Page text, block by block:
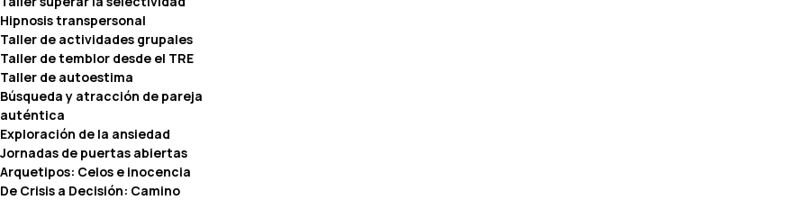
Hipnosis transpersonal
Taller de actividades grupales
Taller de temblor desde el TRE
Taller de autoestima
Búsqueda y atracción de pareja
auténtica
Exploración de la ansiedad
Jornadas de puertas abiertas
Arquetipos: Celos e inocencia
De Crisis a Decisión: Camino